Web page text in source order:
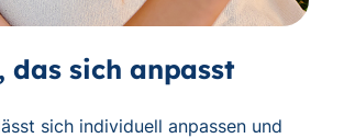
das sich anpasst
sich individuell anpassen und